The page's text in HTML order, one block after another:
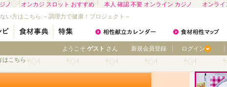
ノ オンカジ スロット おすすめ 本人 確認 不要 オンライン カジノ
オンラ
い方はこちら:～調理力で健康！プロジェクト～
ログイン
新規会員登録
ようこそ ゲスト さん
はこちら